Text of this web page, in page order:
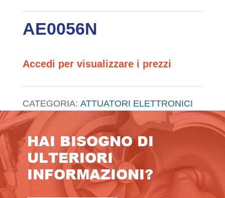
AE0056N
Accedi per visualizzare i prezzi
CATEGORIA: ATTUATORI ELETTRONICI
HAI BISOGNO DI
ULTERIORI
INFORMAZIONI?